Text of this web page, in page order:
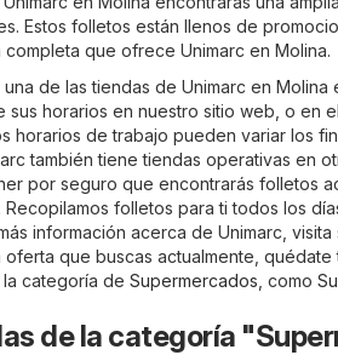
Estos folletos están llenos de
que ofrece Unimarc en Molina.
de las tiendas de Unimarc en Molina
sus horarios en nuestro sitio web, o en
horarios de trabajo pueden variar los
también tiene tiendas operativas en
por seguro que encontrarás folletos
Recopilamos folletos para ti todos los
información acerca de Unimarc, visita
oferta que buscas actualmente,
categoría de Supermercados , como
de la categoría